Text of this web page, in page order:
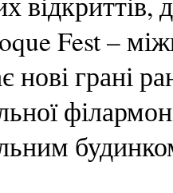
Fest –
нові грані